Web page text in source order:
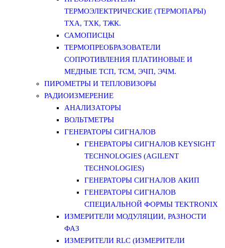
ТЕРМОЭЛЕКТРИЧЕСКИЕ (ТЕРМОПАРЫ)
ТХА, ТХК, ТЖК.
САМОПИСЦЫ
ТЕРМОПРЕОБРАЗОВАТЕЛИ
СОПРОТИВЛЕНИЯ ПЛАТИНОВЫЕ И
МЕДНЫЕ ТСП, ТСМ, ЭЧП, ЭЧМ.
ПИРОМЕТРЫ И ТЕПЛОВИЗОРЫ
РАДИОИЗМЕРЕНИЕ
АНАЛИЗАТОРЫ
ВОЛЬТМЕТРЫ
ГЕНЕРАТОРЫ СИГНАЛОВ
ГЕНЕРАТОРЫ СИГНАЛОВ KEYSIGHT
TECHNOLOGIES (AGILENT
TECHNOLOGIES)
ГЕНЕРАТОРЫ СИГНАЛОВ АКИП
ГЕНЕРАТОРЫ СИГНАЛОВ
СПЕЦИАЛЬНОЙ ФОРМЫ TEKTRONIX
ИЗМЕРИТЕЛИ МОДУЛЯЦИИ, РАЗНОСТИ
ФАЗ
ИЗМЕРИТЕЛИ RLC (ИЗМЕРИТЕЛИ